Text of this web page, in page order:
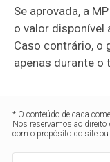
Se aprovada, a
o valor disponível
Caso contrário, o
apenas durante o
* O conteúdo de cada
Nos reservamos ao
com o propósito do site